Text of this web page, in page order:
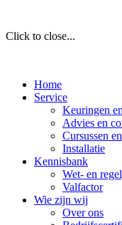
Click to close...
Home
Service
Keuringen
Advies en
Cursussen
Installatie
Kennisbank
Wet- en
Valfactor
Wie zijn wij
Over ons